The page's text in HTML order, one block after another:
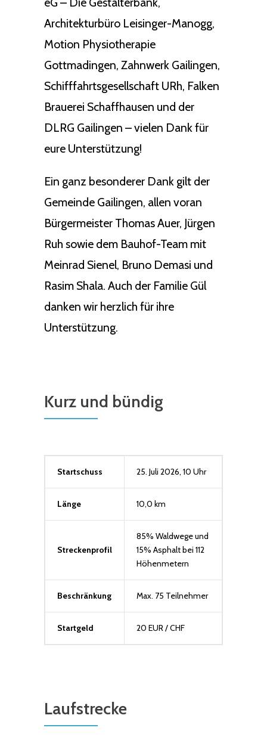
Architekturbüro Leisinger-Manogg,
Motion Physiotherapie
Gottmadingen, Zahnwerk Gailingen,
Schifffahrtsgesellschaft URh, Falken
Brauerei Schaffhausen und der
DLRG Gailingen – vielen Dank für
eure Unterstützung!
Ein ganz besonderer Dank gilt der
Gemeinde Gailingen, allen voran
Bürgermeister Thomas Auer, Jürgen
Ruh sowie dem Bauhof-Team mit
Meinrad Sienel, Bruno Demasi und
Rasim Shala. Auch der Familie Gül
danken wir herzlich für ihre
Unterstützung.
Kurz und bündig
Startschuss 25. Juli 2026, 10 Uhr
Länge 10,0 km
Streckenprofil
85% Waldwege und
15% Asphalt bei 112
Höhenmetern
Beschränkung Max. 75 Teilnehmer
Startgeld 20 EUR / CHF
Laufstrecke